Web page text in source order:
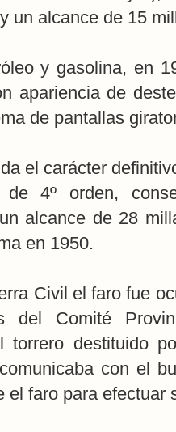
un alcance de 15
y gasolina, en
apariencia de
de pantallas
el carácter
de 4º orden,
alcance de 28
en 1950.
Civil el faro fue
del Comité
torrero destituido
con el
el faro para efectuar